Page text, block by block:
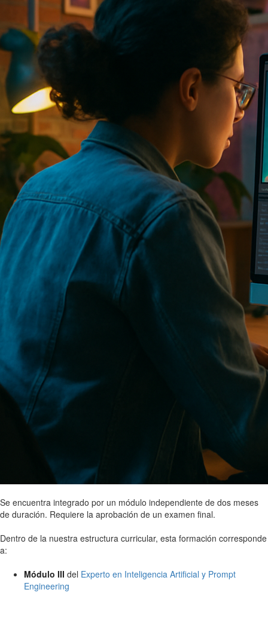
Se encuentra integrado por un módulo independiente de dos meses
de duración. Requiere la aprobación de un examen final.
Dentro de la nuestra estructura curricular, esta formación corresponde
a:
Módulo III del Experto en Inteligencia Artificial y Prompt
Engineering